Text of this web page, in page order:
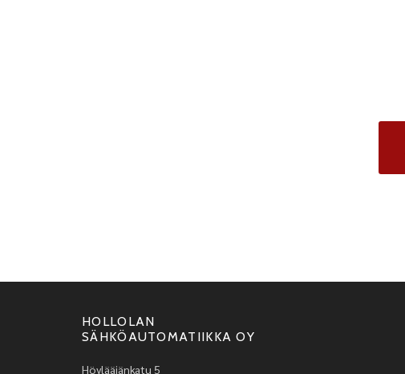
HOLLOLAN
SÄHKÖAUTOMATIIKKA OY
Höylääjänkatu 5